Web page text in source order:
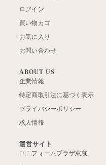
ログイン
買い物カゴ
お気に入り
お問い合わせ
ABOUT US
企業情報
特定商取引法に基づく表示
プライバシーポリシー
求人情報
運営サイト
ユニフォームプラザ東京